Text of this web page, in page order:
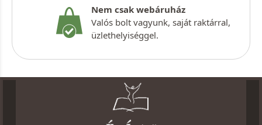
Nem csak webáruház
Valós bolt vagyunk, saját raktárral,
üzlethelyiséggel.